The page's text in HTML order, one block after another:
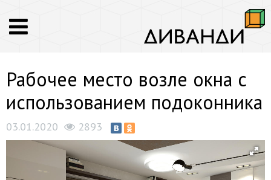
Рабочее место возле окна с
использованием подоконника
03.01.2020 2893